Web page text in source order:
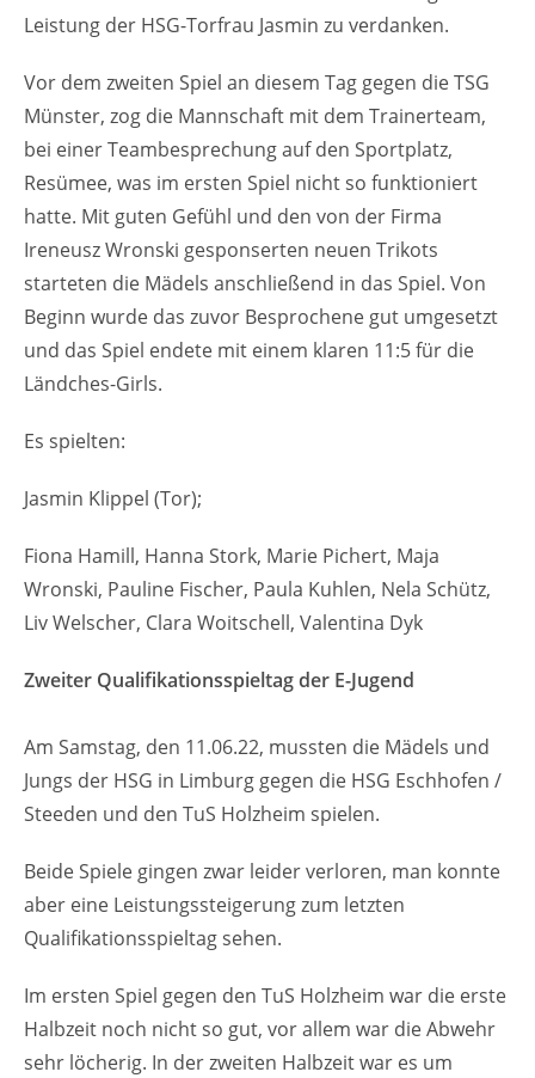
Leistung der HSG-Torfrau Jasmin zu verdanken.
Vor dem zweiten Spiel an diesem Tag gegen die TSG
Münster, zog die Mannschaft mit dem Trainerteam,
bei einer Teambesprechung auf den Sportplatz,
Resümee, was im ersten Spiel nicht so funktioniert
hatte. Mit guten Gefühl und den von der Firma
Ireneusz Wronski gesponserten neuen Trikots
starteten die Mädels anschließend in das Spiel. Von
Beginn wurde das zuvor Besprochene gut umgesetzt
und das Spiel endete mit einem klaren 11:5 für die
Ländches-Girls.
Es spielten:
Jasmin Klippel (Tor);
Fiona Hamill, Hanna Stork, Marie Pichert, Maja
Wronski, Pauline Fischer, Paula Kuhlen, Nela Schütz,
Liv Welscher, Clara Woitschell, Valentina Dyk
Zweiter Qualifikationsspieltag der E-Jugend
Am Samstag, den 11.06.22, mussten die Mädels und
Jungs der HSG in Limburg gegen die HSG Eschhofen /
Steeden und den TuS Holzheim spielen.
Beide Spiele gingen zwar leider verloren, man konnte
aber eine Leistungssteigerung zum letzten
Qualifikationsspieltag sehen.
Im ersten Spiel gegen den TuS Holzheim war die erste
Halbzeit noch nicht so gut, vor allem war die Abwehr
sehr löcherig. In der zweiten Halbzeit war es um